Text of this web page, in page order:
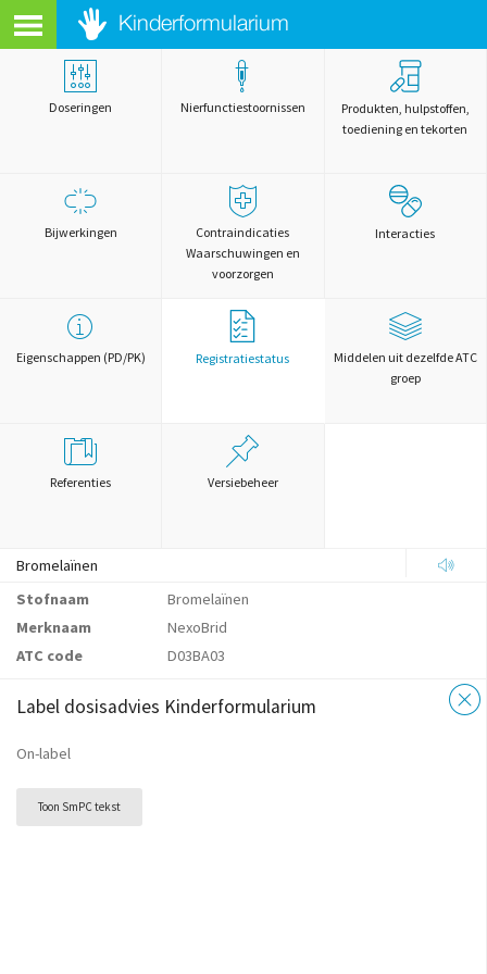
Doseringen Nierfunctiestoornissen
Produkten, hulpstoffen,
toediening en tekorten
Bijwerkingen
Contraindicaties
Waarschuwingen en
voorzorgen
Interacties
Eigenschappen (PD/PK) Registratiestatus
Middelen uit dezelfde ATC
groep
Referenties Versiebeheer
Bromelaïnen
Stofnaam
Bromelaïnen
Merknaam
NexoBrid
ATC code
D03BA03
Label dosisadvies Kinderformularium
On-label
Toon SmPC tekst